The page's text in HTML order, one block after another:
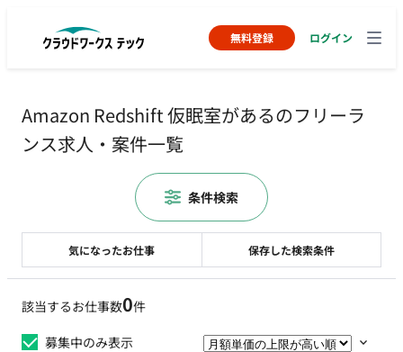
無料登録 ログイン
Amazon Redshift 仮眠室があるのフリーラ
ンス求人・案件一覧
該当するお仕事数0件
募集中のみ表示
気になったお仕事 保存した検索条件
条件検索